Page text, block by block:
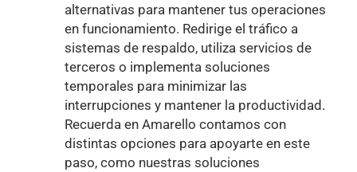
alternativas para mantener tus operaciones
en funcionamiento. Redirige el tráfico a
sistemas de respaldo, utiliza servicios de
terceros o implementa soluciones
temporales para minimizar las
interrupciones y mantener la productividad.
Recuerda en Amarello contamos con
distintas opciones para apoyarte en este
paso, como nuestras soluciones